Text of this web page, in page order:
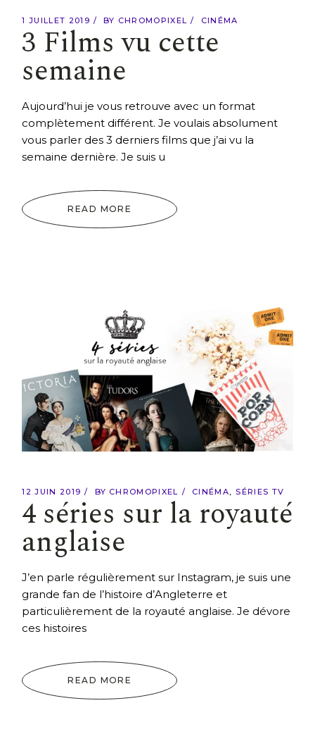
1 JUILLET 2019 BY CHROMOPIXEL CINÉMA
3 Films vu cette
semaine
Aujourd’hui je vous retrouve avec un format
complètement différent. Je voulais absolument
vous parler des 3 derniers films que j’ai vu la
semaine dernière. Je suis u
READ MORE
12 JUIN 2019 BY CHROMOPIXEL CINÉMA SÉRIES TV
4 séries sur la royauté
anglaise
J’en parle régulièrement sur Instagram, je suis une
grande fan de l’histoire d’Angleterre et
particulièrement de la royauté anglaise. Je dévore
ces histoires
READ MORE